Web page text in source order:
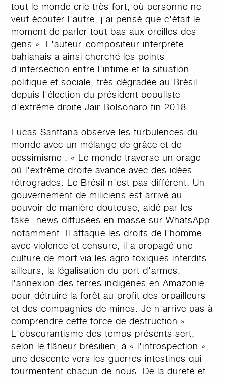
tout le monde crie très fort, où personne ne
veut écouter l'autre, j'ai pensé que c'était le
moment de parler tout bas aux oreilles des
gens ». L'auteur-compositeur interprète
bahianais a ainsi cherché les points
d'intersection entre l'intime et la situation
politique et sociale, très dégradée au Brésil
depuis l'élection du président populiste
d'extrême droite Jair Bolsonaro fin 2018.
Lucas Santtana observe les turbulences du
monde avec un mélange de grâce et de
pessimisme : « Le monde traverse un orage
où l'extrême droite avance avec des idées
rétrogrades. Le Brésil n'est pas différent. Un
gouvernement de miliciens est arrivé au
pouvoir de manière douteuse, aidé par les
fake- news diffusées en masse sur WhatsApp
notamment. Il attaque les droits de l'homme
avec violence et censure, il a propagé une
culture de mort via les agro toxiques interdits
ailleurs, la légalisation du port d'armes,
l'annexion des terres indigènes en Amazonie
pour détruire la forêt au profit des orpailleurs
et des compagnies de mines. Je n'arrive pas à
comprendre cette force de destruction ».
L'obscurantisme des temps présents sert,
selon le flâneur brésilien, à « l'introspection »,
une descente vers les guerres intestines qui
tourmentent chacun de nous. De la dureté et